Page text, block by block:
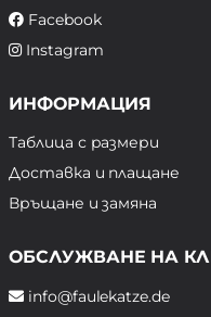
Facebook
Instagram
ИНФОРМАЦИЯ
Таблица с размери
Доставка и плащане
Връщане и замяна
ОБСЛУЖВАНЕ НА
info@faulekatze.de